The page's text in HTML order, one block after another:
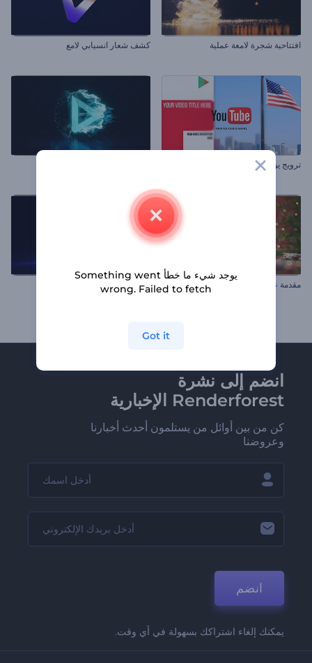
افتتاحية شجرة لامعة عملية كشف شعار انسيابي لامع
ترويج يوتيوب
مقدمة عن معجزة كرة الثلج الكشف عن شعار الانفجار الكوني
انضم إلى نشرة
Renderforest الإخبارية
كن من بين أوائل من يستلمون أحدث أخبارنا
وعروضنا
انضم
يمكنك إلغاء اشتراكك بسهولة في أي وقت.
يوجد شيء ما خطأ Something went
wrong. Failed to fetch
Got it